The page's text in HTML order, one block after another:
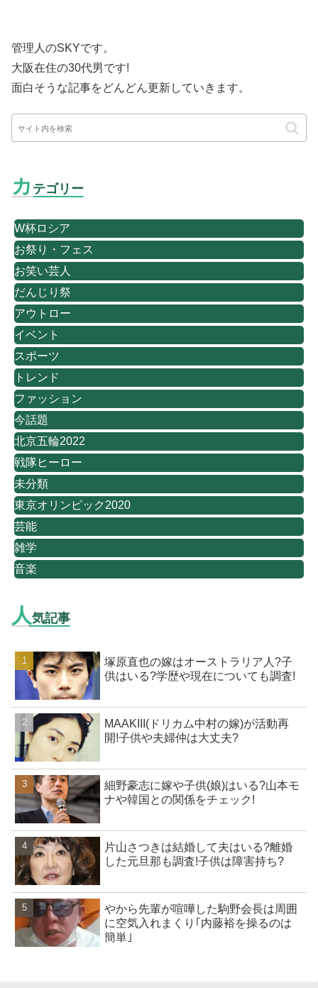
管理人のSKYです。
大阪在住の30代男です!
面白そうな記事をどんどん更新していきます。
カ テゴリー
W杯ロシア
お祭り・フェス
お笑い芸人
だんじり祭
アウトロー
イベント
スポーツ
トレンド
ファッション
今話題
北京五輪2022
戦隊ヒーロー
未分類
東京オリンピック2020
芸能
雑学
音楽
人気記事
塚原直也の嫁はオーストラリア人?子
供はいる?学歴や現在についても調査!
MAAKIII(ドリカム中村の嫁)が活動再
開!子供や夫婦仲は大丈夫?
細野豪志に嫁や子供(娘)はいる?山本モ
ナや韓国との関係をチェック!
片山さつきは結婚して夫はいる?離婚
した元旦那も調査!子供は障害持ち?
やから先輩が喧嘩した駒野会長は周囲
に空気入れまくり｢内藤裕を操るのは
簡単｣